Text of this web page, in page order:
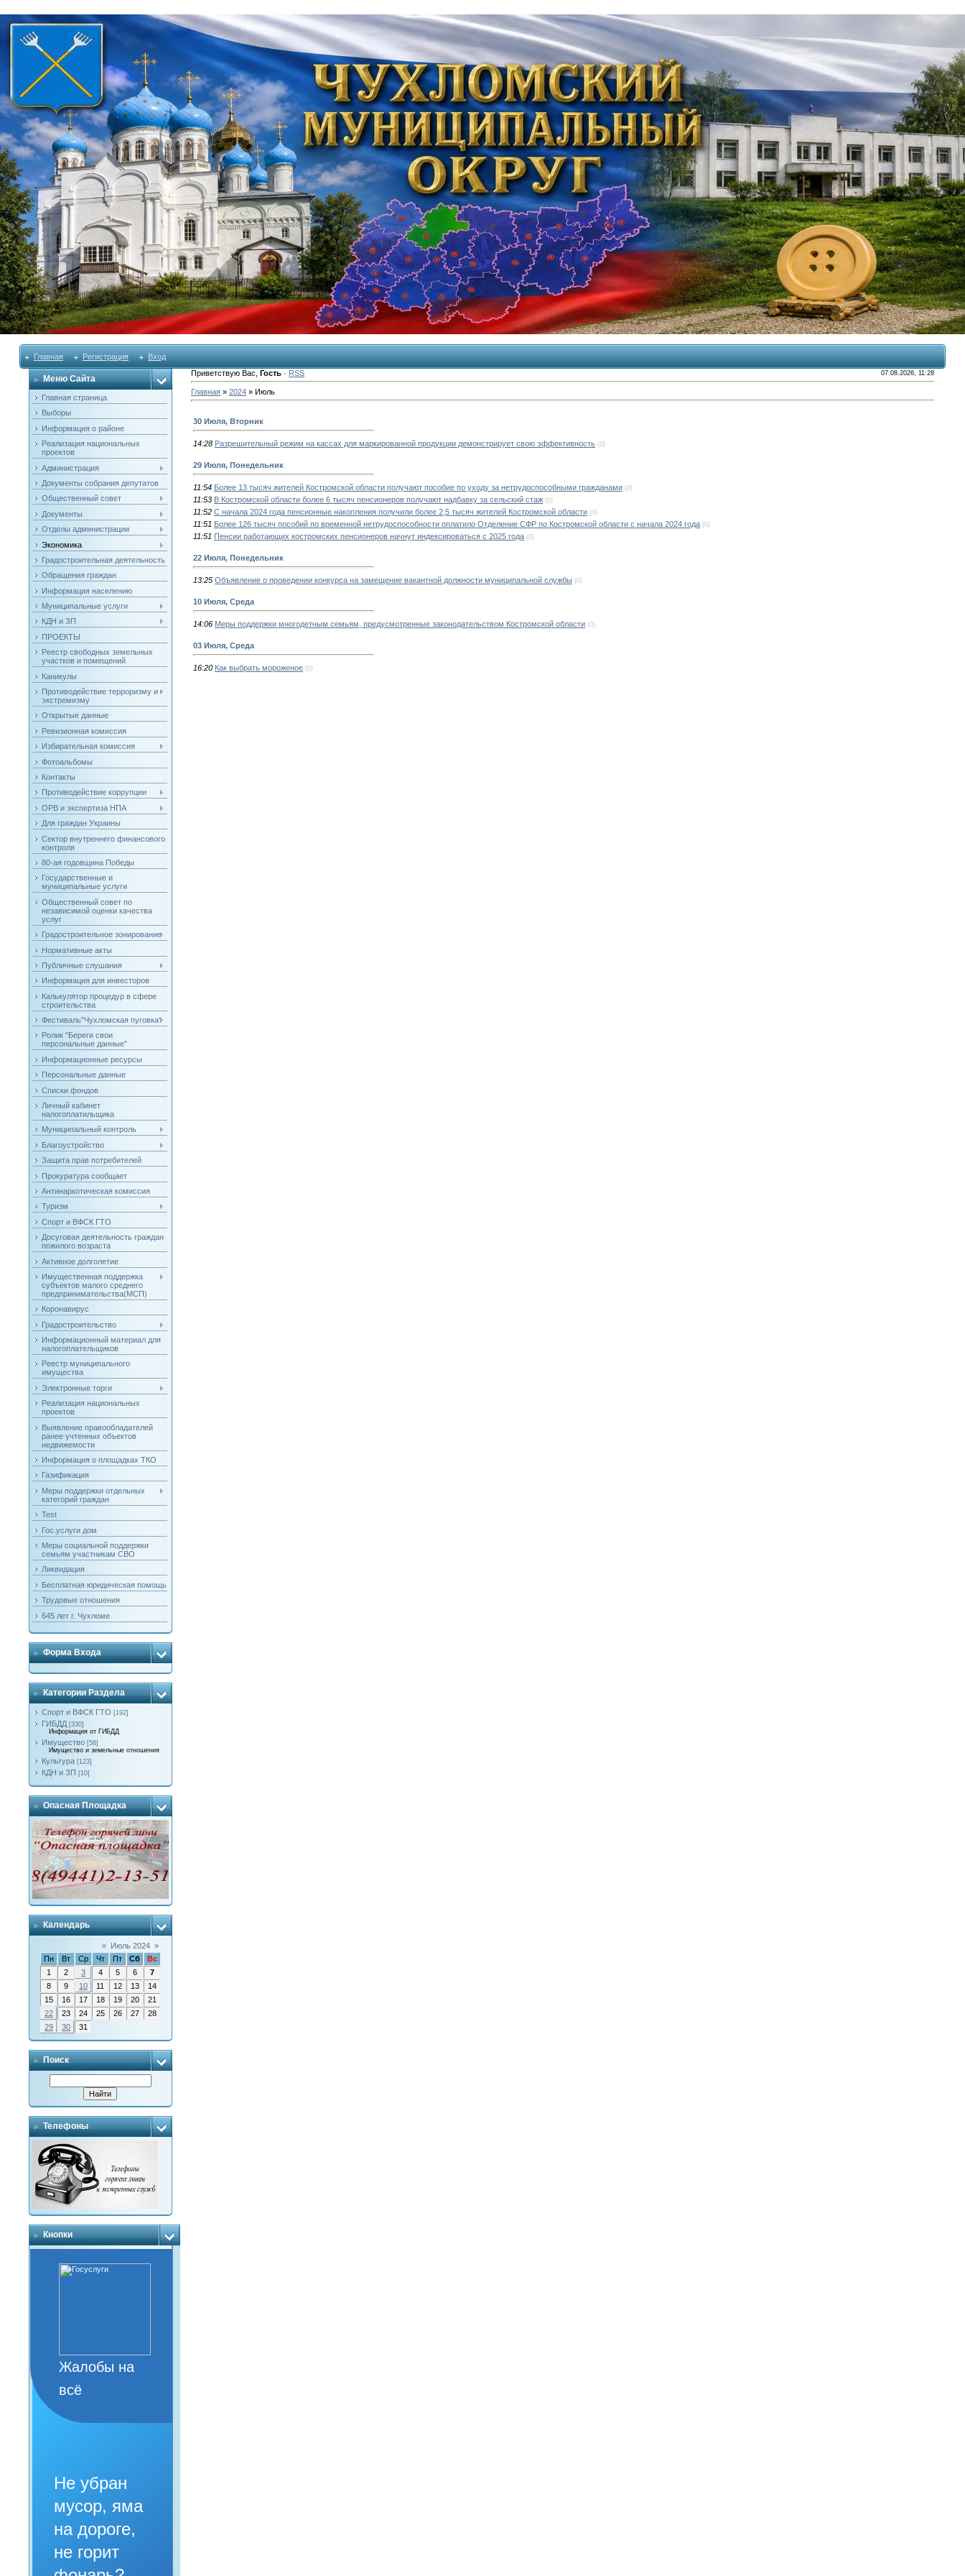
Главная Регистрация Вход
Меню Сайта
Главная страница
Выборы
Информация о районе
Реализация национальных
проектов
Администрация
Документы собрания депутатов
Общественный совет
Документы
Отделы администрации
Экономика
Градостроительная деятельность
Обращения граждан
Информация населению
Муниципальные услуги
КДН и ЗП
ПРОЕКТЫ
Реестр свободных земельных
участков и помещений
Каникулы
Противодействие терроризму и
экстремизму
Открытые данные
Ревизионная комиссия
Избирательная комиссия
Фотоальбомы
Контакты
Противодействие коррупции
ОРВ и экспертиза НПА
Для граждан Украины
Сектор внутреннего финансового
контроля
80-ая годовщина Победы
Государственные и
муниципальные услуги
Общественный совет по
независимой оценки качества
услуг
Градостроительное зонирование
Нормативные акты
Публичные слушания
Информация для инвесторов
Калькулятор процедур в сфере
строительства
Фестиваль"Чухломская пуговка"
Ролик "Береги свои
персональные данные"
Информационные ресурсы
Персональные данные
Списки фондов
Личный кабинет
налогоплатильщика
Муниципальный контроль
Благоустройство
Защита прав потребителей
Прокуратура сообщает
Антинаркотическая комиссия
Туризм
Спорт и ВФСК ГТО
Досуговая деятельность граждан
пожилого возраста
Активное долголетие
Имущественная поддержка
субъектов малого среднего
предпринимательства(МСП)
Коронавирус
Градостроительство
Информационный материал для
налогоплательщиков
Реестр муниципального
имущества
Электронные торги
Реализация национальных
проектов
Выявление правообладателей
ранее учтенных объектов
недвижемости
Информация о площадках ТКО
Газификация
Меры поддержки отдельных
категорий граждан
Test
Гос.услуги дом
Меры социальной поддержки
семьям участникам СВО
Ликвидация
Бесплатная юридическая помощь
Трудовые отношения
645 лет г. Чухломе
Форма Входа
Категории Раздела
Спорт и ВФСК ГТО [192]
ГИБДД [330]
Информация от ГИБДД
Имущество [58]
Имущество и земельные отношения
Культура [123]
КДН и ЗП [10]
Опасная Площадка
Календарь
« Июль 2024 »
Пн
Вт Ср Чт Пт Сб
Вс
1
2 3 4 5 6
7
8
9 10 11 12 13
14
15
16 17 18 19 20
21
22
23 24 25 26 27
28
29
30 31
Поиск
Телефоны
Кнопки
Жалобы на
всё
Не убран
мусор, яма
на дороге,
не горит
Приветствую Вас Гость· RSS 07.08.2026, 11:28
Главная» 2024 » Июль
30 Июля, Вторник
14:28 Разрешительный режим на кассах для маркированной продукции демонстрирует свою эффективность (0)
29 Июля, Понедельник
11:54 Более 13 тысяч жителей Костромской области получают пособие по уходу за нетрудоспособными гражданами (0)
11:53 В Костромской области более 6 тысяч пенсионеров получают надбавку за сельский стаж (0)
11:52 С начала 2024 года пенсионные накопления получили более 2,5 тысяч жителей Костромской области (0)
11:51 Более 126 тысяч пособий по временной нетрудоспособности оплатило Отделение СФР по Костромской области с начала 2024 года (0)
11:51 Пенсии работающих костромских пенсионеров начнут индексироваться с 2025 года (0)
22 Июля, Понедельник
13:25 Объявление о проведении конкурса на замещение вакантной должности муниципальной службы (0)
10 Июля, Среда
14:06 Меры поддержки многодетным семьям, предусмотренные законодательством Костромской области (0)
03 Июля, Среда
16:20 Как выбрать мороженое (0)